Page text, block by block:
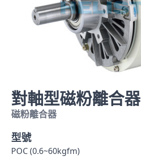
對軸型磁粉離合器
磁粉離合器
型號
POC (0.6~60kgfm)